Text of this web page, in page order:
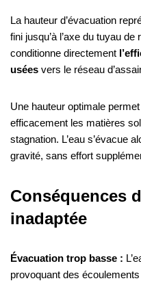
La hauteur d’évacuation
fini jusqu’à l’axe du tuyau
conditionne directement
usées vers le réseau
Une hauteur optimale
efficacement les matières
stagnation. L’eau s’évacue
gravité, sans effort
Conséquences
inadaptée
Évacuation trop basse :
provoquant des